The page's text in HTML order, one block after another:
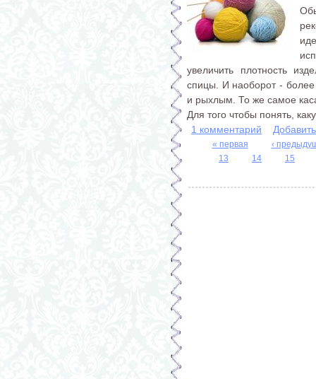
увеличить плотность
спицы. И наоборот -
и рыхлым. То же самое
Для того чтобы понять,
1 комментарий
« первая
‹
13
14 15